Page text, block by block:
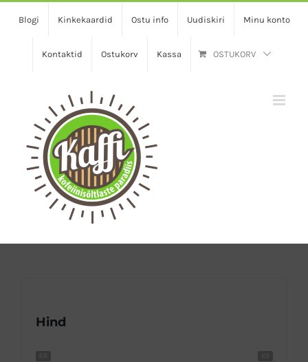
Blogi Kinkekaardid Ostu info Uudiskiri Minu konto
Kontaktid Ostukorv Kassa OSTUKORV
Hind